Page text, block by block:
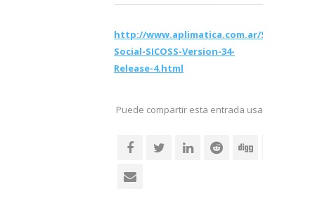
http://www.aplimatica.com.ar/Seguridad-
Social-SICOSS-Version-34-
Release-4.html
Puede compartir esta entrada usando sus